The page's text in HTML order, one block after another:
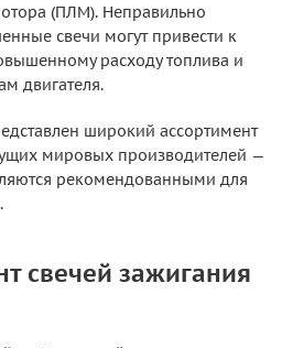
(ПЛМ). Неправильно
свечи могут привести к
расходу топлива и
двигателя.
широкий ассортимент
мировых производителей —
рекомендованными для
свечей зажигания